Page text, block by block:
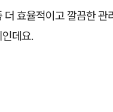
더 효율적이고 깔끔한
데요.